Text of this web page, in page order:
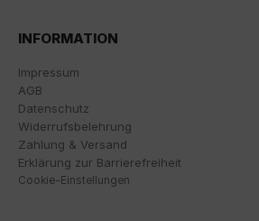
INFORMATION
Impressum
AGB
Datenschutz
Widerrufsbelehrung
Zahlung & Versand
Erklärung zur Barrierefreiheit
Cookie-Einstellungen
Cookie akzeptieren, stimmen Sie
Google verarbeitet werden. Die USA
nach EU-Standards unzureichenden
Datenschutzniveau eingestuft.
Es besteht insbesondere das Risiko,
von US-Behörden zu Kontroll- und